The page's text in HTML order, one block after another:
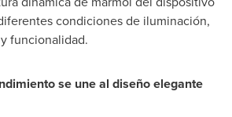
condiciones de iluminación,
funcionalidad.
se une al diseño elegante